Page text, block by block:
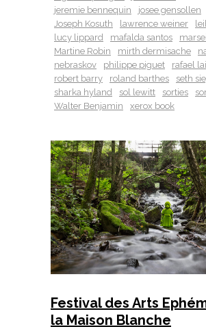
jeremie bennequin
josee gensollen
Joseph Kosuth
lawrence weiner
lucy lippard
mafalda santos
Martine Robin
mirth dermisache
nebraskov
philippe piguet
rafael
robert barry
roland barthes
seth
sharka hyland
sol lewitt sorties
Walter Benjamin
xerox book
Festival des Arts
la Maison Blanche